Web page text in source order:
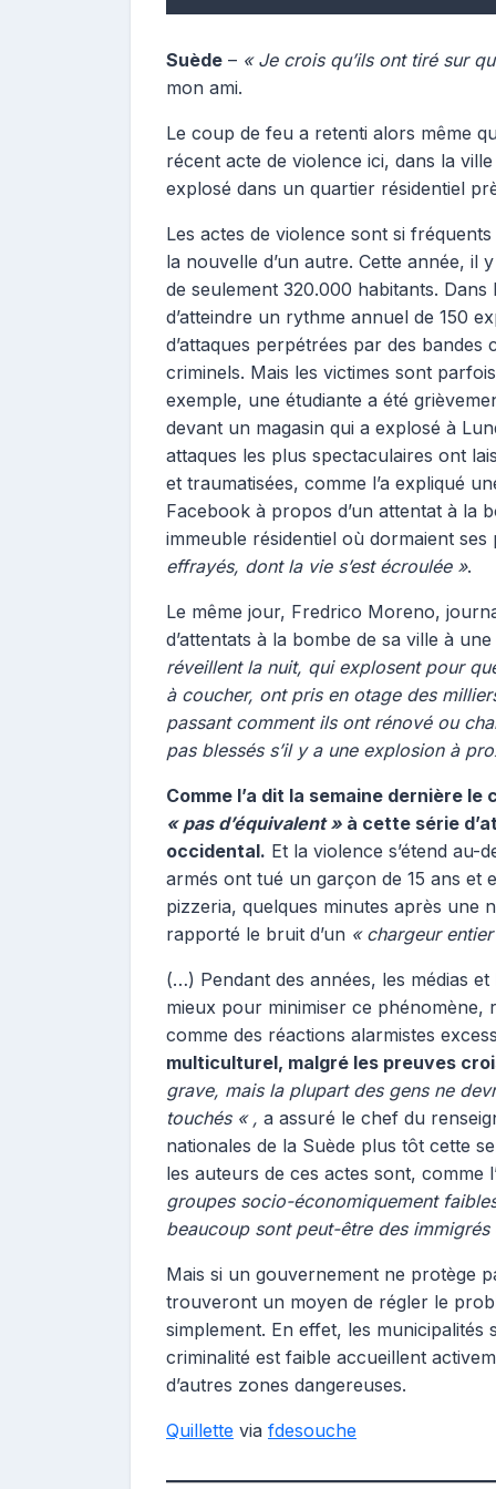
Suède – « Je crois qu’ils ont tiré sur
mon ami.
Le coup de feu a retenti alors même
récent acte de violence ici, dans la
explosé dans un quartier résidentiel
Les actes de violence sont si
la nouvelle d’un autre. Cette année, il
de seulement 320.000 habitants. Dans
d’atteindre un rythme annuel de 150
d’attaques perpétrées par des bandes
criminels. Mais les victimes sont
exemple, une étudiante a été
devant un magasin qui a explosé à
attaques les plus spectaculaires ont
et traumatisées, comme l’a expliqué
Facebook à propos d’un attentat à la
immeuble résidentiel où dormaient ses
effrayés, dont la vie s’est écroulée ».
Le même jour, Fredrico Moreno,
d’attentats à la bombe de sa ville à
réveillent la nuit, qui explosent pour
à coucher, ont pris en otage des
passant comment ils ont rénové ou
pas blessés s’il y a une explosion à
Comme l’a dit la semaine dernière
« pas d’équivalent » à cette série
occidental. Et la violence s’étend au-
armés ont tué un garçon de 15 ans et
pizzeria, quelques minutes après une
rapporté le bruit d’un « chargeur
(…) Pendant des années, les médias
mieux pour minimiser ce phénomène,
comme des réactions alarmistes
multiculturel, malgré les preuves
grave, mais la plupart des gens ne
touchés « , a assuré le chef du
nationales de la Suède plus tôt cette
les auteurs de ces actes sont, comme
groupes socio-économiquement
beaucoup sont peut-être des
Mais si un gouvernement ne protège
trouveront un moyen de régler le
simplement. En effet, les
criminalité est faible accueillent
d’autres zones dangereuses.
Quillette via fdesouche